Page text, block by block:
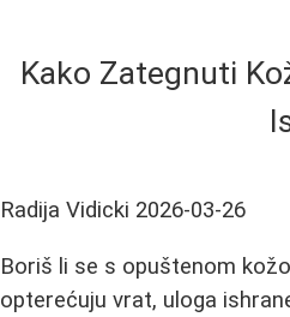
Kako Zategnuti
Radija Vidicki 2026-03-26
Boriš li se s opuštenom
opterećuju vrat, uloga